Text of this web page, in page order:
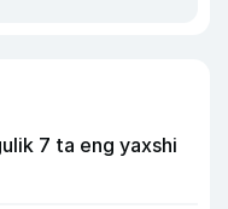
7 ta eng yaxshi